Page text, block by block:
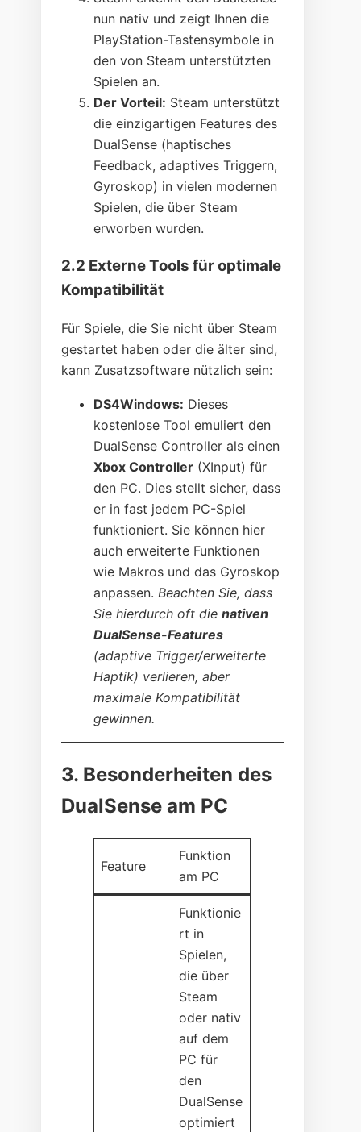
nun nativ und zeigt Ihnen die
PlayStation-Tastensymbole in
den von Steam unterstützten
Spielen an.
Der Vorteil: Steam unterstützt
die einzigartigen Features des
DualSense (haptisches
Feedback, adaptives Triggern,
Gyroskop) in vielen modernen
Spielen, die über Steam
erworben wurden.
2.2 Externe Tools für optimale
Kompatibilität
Für Spiele, die Sie nicht über Steam
gestartet haben oder die älter sind,
kann Zusatzsoftware nützlich sein:
DS4Windows: Dieses
kostenlose Tool emuliert den
DualSense Controller als einen
Xbox Controller (XInput) für
den PC. Dies stellt sicher, dass
er in fast jedem PC-Spiel
funktioniert. Sie können hier
auch erweiterte Funktionen
wie Makros und das Gyroskop
anpassen. Beachten Sie, dass
Sie hierdurch oft dienativen
DualSense-Features
(adaptive Trigger/erweiterte
Haptik) verlieren, aber
maximale Kompatibilität
gewinnen.
3. Besonderheiten des
DualSense am PC
Feature
Funktion
am PC
Funktionie
rt in
Spielen,
die über
Steam
oder nativ
auf dem
PC für
den
DualSense
optimiert